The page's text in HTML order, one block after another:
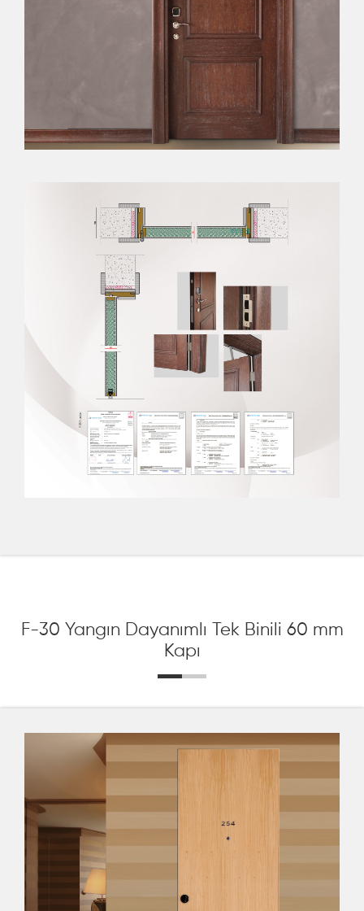
F-30 Yangın Dayanımlı Tek Binili 60 mm
Kapı